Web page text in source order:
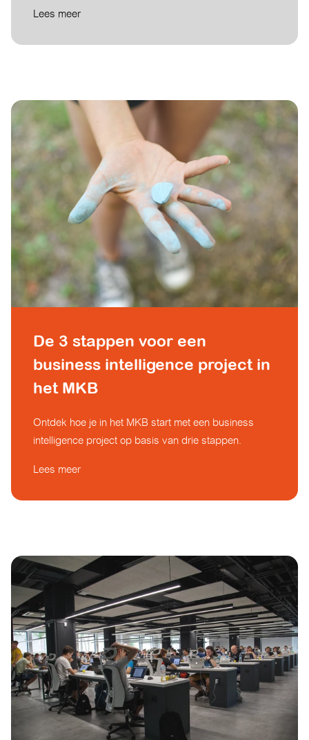
Lees meer
De 3 stappen voor een
business intelligence project in
het MKB
Ontdek hoe je in het MKB start met een business
intelligence project op basis van drie stappen.
Lees meer